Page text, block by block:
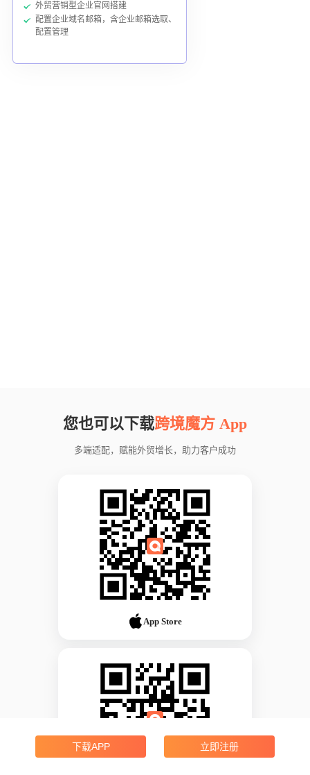
外贸营销型企业官网搭建
配置企业域名邮箱，含企业邮箱选取、
配置管理
您也可以下载跨境魔方 App
多端适配，赋能外贸增长，助力客户成功
App Store
下载APP 立即注册